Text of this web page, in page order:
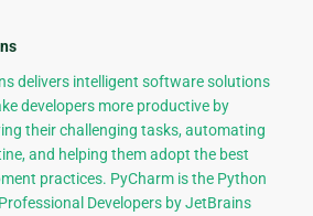
delivers intelligent software solutions
developers more productive by
their challenging tasks, automating
and helping them adopt the best
practices. PyCharm is the Python
Developers by JetBrains